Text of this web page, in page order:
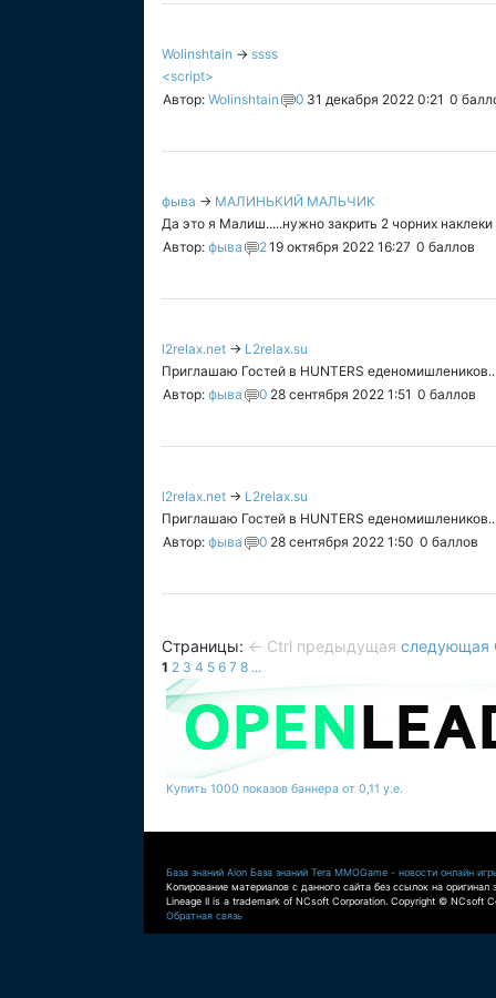
Wolinshtain → ssss
<script>
Автор: Wolinshtain 0 31 декабря 2022 0:21 0
фыва → МАЛИНЬКИЙ МАЛЬЧИК
Да это я Малиш.....нужно закрить 2 чорних
Автор: фыва 219 октября 2022 16:27 0 баллов
l2relax.net → L2relax.su
Приглашаю Гостей в HUNTERS
Автор: фыва 0 28 сентября 2022 1:51 0 баллов
l2relax.net → L2relax.su
Приглашаю Гостей в HUNTERS
Автор: фыва 0 28 сентября 2022 1:50 0 баллов
Страницы: ← Ctrl предыдущая следующая
1 2 3 4 5 6 7 8 ...
Купить 1000 показов баннера от 0,11 у.е.
База знаний Aion База знаний Tera MMOGame - новости онлайн
Копирование материалов с данного сайта без ссылок на оригинал
Lineage II is a trademark of NCsoft Corporation. Copyright © NCsoft
Обратная связь